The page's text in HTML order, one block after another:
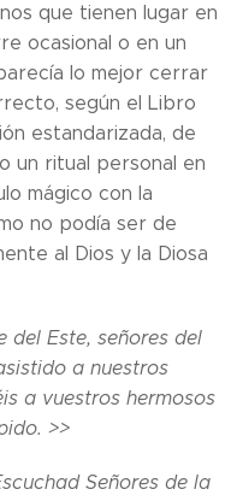
que tienen lugar en
ocasional o en un
lo mejor cerrar
según el Libro
estandarizada, de
un ritual personal en
mágico con la
no podía ser de
al Dios y la Diosa
del Este, señores del
a nuestros
a vuestros hermosos
>>
Señores de la